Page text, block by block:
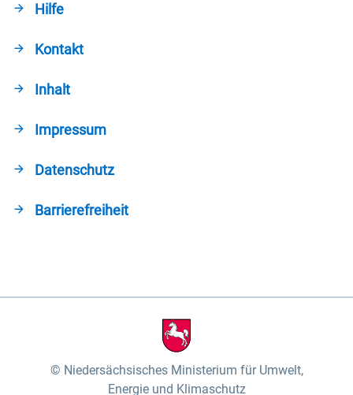
Hilfe
Kontakt
Inhalt
Impressum
Datenschutz
Barrierefreiheit
Niedersächsisches Ministerium für Umwelt,
Energie und Klimaschutz